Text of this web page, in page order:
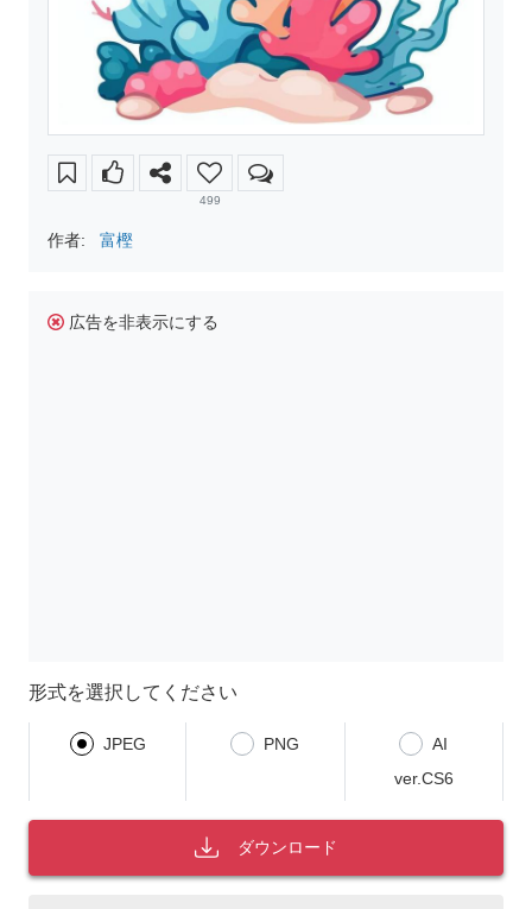
499
作者: 富樫
広告を非表示にする
形式を選択してください
JPEG PNG
AI
ver.CS6
ダウンロード